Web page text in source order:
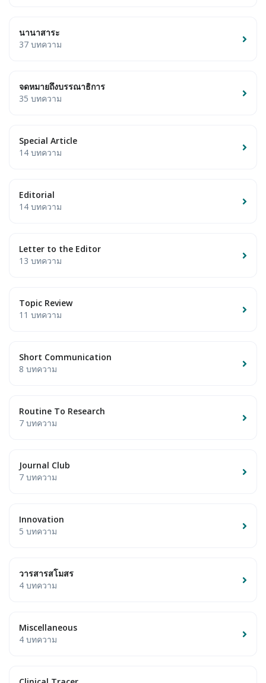
นานาสาระ
37 บทความ
จดหมายถึงบรรณาธิการ
35 บทความ
Special Article
14 บทความ
Editorial
14 บทความ
Letter to the Editor
13 บทความ
Topic Review
11 บทความ
Short Communication
8 บทความ
Routine To Research
7 บทความ
Journal Club
7 บทความ
Innovation
5 บทความ
วารสารสโมสร
4 บทความ
Miscellaneous
4 บทความ